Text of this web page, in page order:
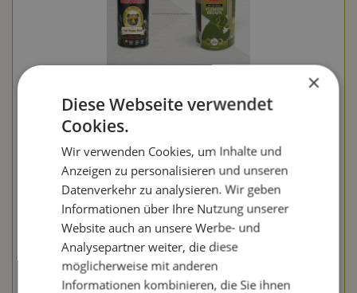
Brewferm 1,5kg Altflämisches Braunbier/ Flemish
Brown Bierkit aus original Belgi...
1.5 Kilogramm(10,99 € * / 1 Kilogramm)
16,49 € *
Merken
In den Warenkorb
zum Produkt
×
Diese Webseite verwendet
Cookies.
Wir verwenden Cookies, um Inhalte und
Anzeigen zu personalisieren und unseren
Datenverkehr zu analysieren. Wir geben
Informationen über Ihre Nutzung unserer
Website auch an unsere Werbe- und
Analysepartner weiter, die diese
möglicherweise mit anderen
Informationen kombinieren, die Sie ihnen